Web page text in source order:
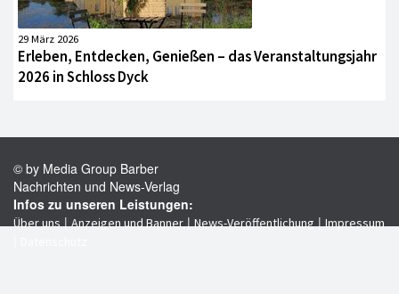
29 März 2026
Erleben, Entdecken, Genießen – das Veranstaltungsjahr
2026 in Schloss Dyck
© by Media Group Barber
Nachrichten und News-Verlag
Infos zu unseren Leistungen:
Über uns|Anzeigen und Banner|News-Veröffentlichung|Impressum